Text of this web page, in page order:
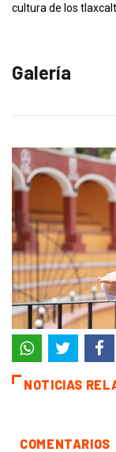
cultura de los
Galería
NOTICIAS
COMENTARIOS